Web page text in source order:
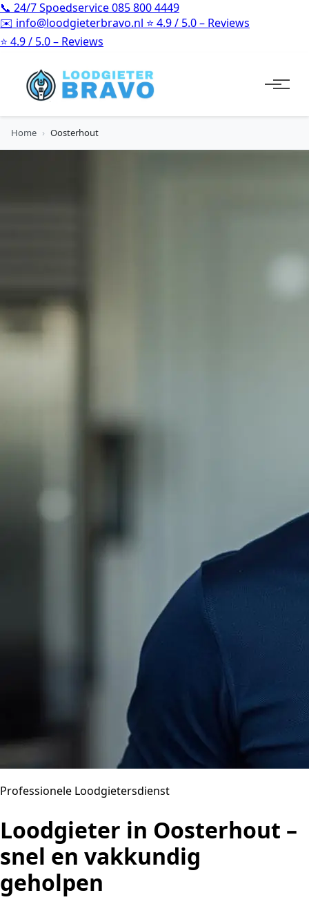
📞 24/7 Spoedservice085 800 4449
✉️ info@loodgieterbravo.nl ⭐ 4.9 / 5.0 – Reviews
⭐ 4.9 / 5.0 – Reviews
Home › Oosterhout
Professionele Loodgietersdienst
Loodgieter in Oosterhout –
snel en vakkundig
geholpen